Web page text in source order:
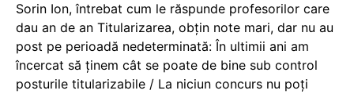
Sorin Ion, întrebat cum le răspunde profesorilor care
dau an de an Titularizarea, obțin note mari, dar nu au
post pe perioadă nedeterminată: În ultimii ani am
încercat să ținem cât se poate de bine sub control
posturile titularizabile / La niciun concurs nu poți